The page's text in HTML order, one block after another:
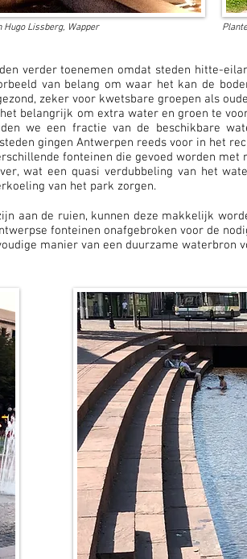
Hugo Lissberg, Wapper
verder toenemen omdat steden hitte-
van belang om waar het kan de
zeker voor kwetsbare groepen als
belangrijk om extra water en groen te
we een fractie van de beschikbare
gingen Antwerpen reeds voor in het
fonteinen die gevoed worden met
wat een quasi verdubbeling van het
van het park zorgen.
aan de ruien, kunnen deze makkelijk
fonteinen onafgebroken voor de
manier van een duurzame waterbron